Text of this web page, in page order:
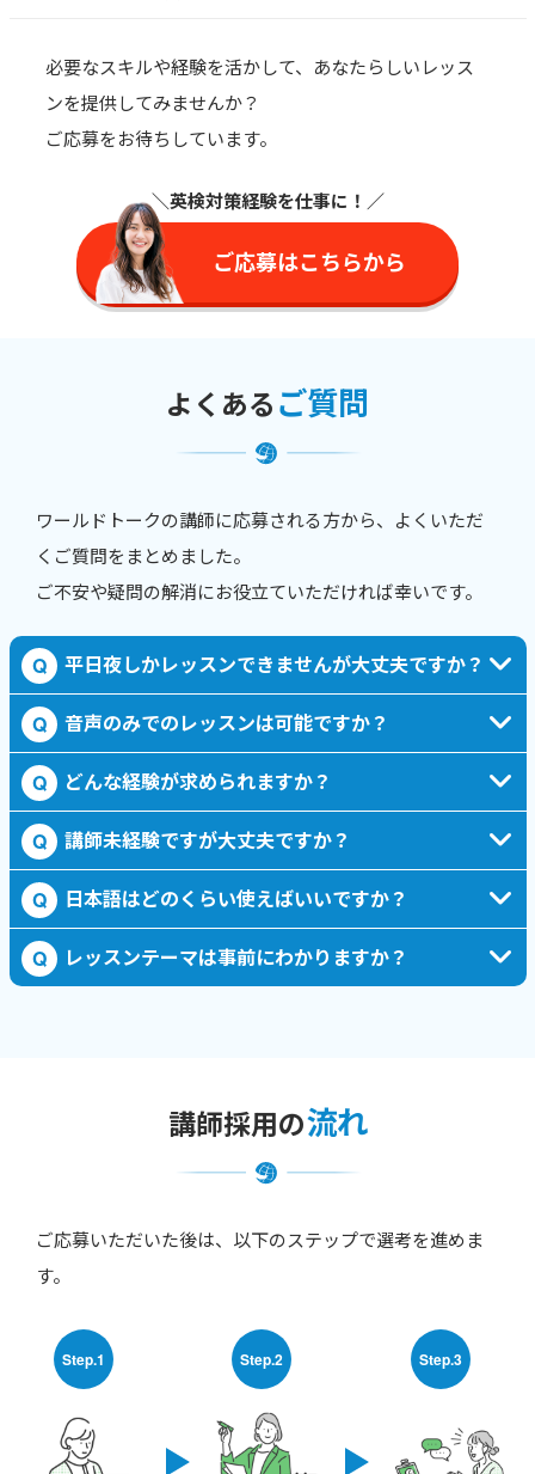
必要なスキルや経験を活かして、あなたらしいレッス
ンを提供してみませんか？
ご応募をお待ちしています。
＼英検対策経験を仕事に ！／
ご応募はこちらから
よくあるご質問
ワールドトークの講師に応募される方から、よくいただ
くご質問をまとめました。
ご不安や疑問の解消にお役立ていただければ幸いです。
Q 平日夜しかレッスンできませんが大丈夫ですか？
Q 音声のみでのレッスンは可能ですか？
Q どんな経験が求められますか？
Q 講師未経験ですが大丈夫ですか？
Q 日本語はどのくらい使えばいいですか？
Q レッスンテーマは事前にわかりますか？
講師採用の流れ
ご応募いただいた後は、以下のステップで選考を進めま
す。
Step.1 Step.2 Step.3